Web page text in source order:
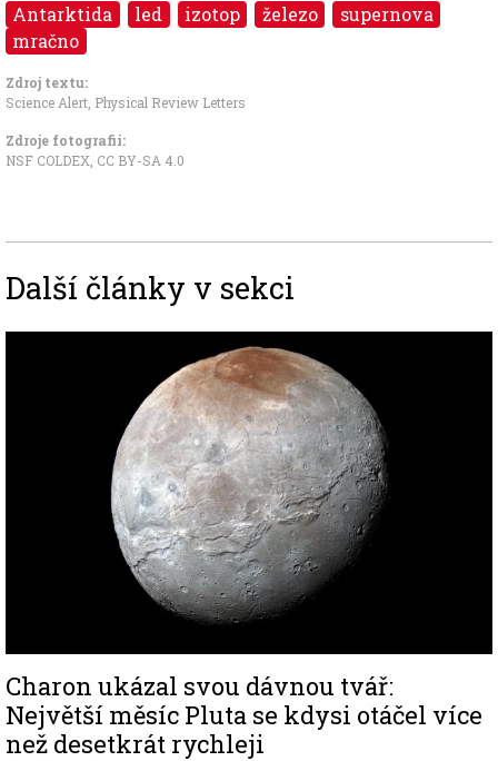
Antarktida led izotop železo
supernova
mračno
Zdroj textu:
Science Alert Physical Review Letters
Zdroje fotografii:
NSF COLDEX CC BY-SA 4.0
Další články v sekci
Charon ukázal svou dávnou tvář:
Největší měsíc Pluta se kdysi otáčel více
než desetkrát rychleji